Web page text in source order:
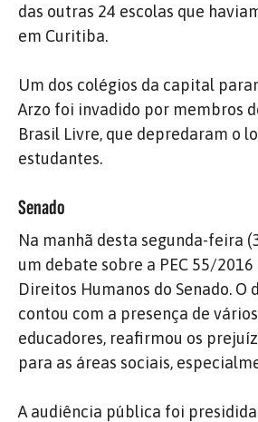
das outras 24 escolas que
em Curitiba.
Um dos colégios da capital
Arzo foi invadido por membros
Brasil Livre, que depredaram o
estudantes.
Senado
Na manhã desta segunda-feira
um debate sobre a PEC 55/2016
Direitos Humanos do Senado. O
contou com a presença de
educadores, reafirmou os
para as áreas sociais,
A audiência pública foi